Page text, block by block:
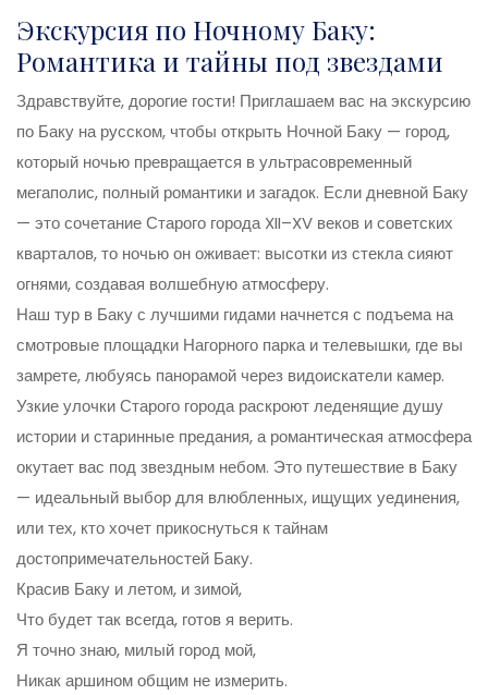
Экскурсия по Ночному Баку:
Романтика и тайны под звездами
Здравствуйте, дорогие гости! Приглашаем вас на экскурсию
по Баку на русском, чтобы открыть Ночной Баку — город,
который ночью превращается в ультрасовременный
мегаполис, полный романтики и загадок. Если дневной Баку
— это сочетание Старого города XII–XV веков и советских
кварталов, то ночью он оживает: высотки из стекла сияют
огнями, создавая волшебную атмосферу.
Наш тур в Баку с лучшими гидами начнется с подъема на
смотровые площадки Нагорного парка и телевышки, где вы
замрете, любуясь панорамой через видоискатели камер.
Узкие улочки Старого города раскроют леденящие душу
истории и старинные предания, а романтическая атмосфера
окутает вас под звездным небом. Это путешествие в Баку
— идеальный выбор для влюбленных, ищущих уединения,
или тех, кто хочет прикоснуться к тайнам
достопримечательностей Баку.
Красив Баку и летом, и зимой,
Что будет так всегда, готов я верить.
Я точно знаю, милый город мой,
Никак аршином общим не измерить.